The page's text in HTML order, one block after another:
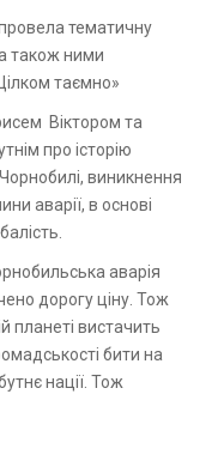
тематичну
також ними
таємно»
Віктором та
про історію
виникнення
аварії, в основі
аварія
дорогу ціну. Тож
планеті вистачить
бити на
нації. Тож